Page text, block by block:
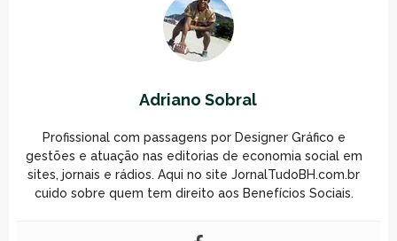
Adriano Sobral
Profissional com passagens por Designer Gráfico e
gestões e atuação nas editorias de economia social em
sites, jornais e rádios. Aqui no site JornalTudoBH.com.br
cuido sobre quem tem direito aos Benefícios Sociais.